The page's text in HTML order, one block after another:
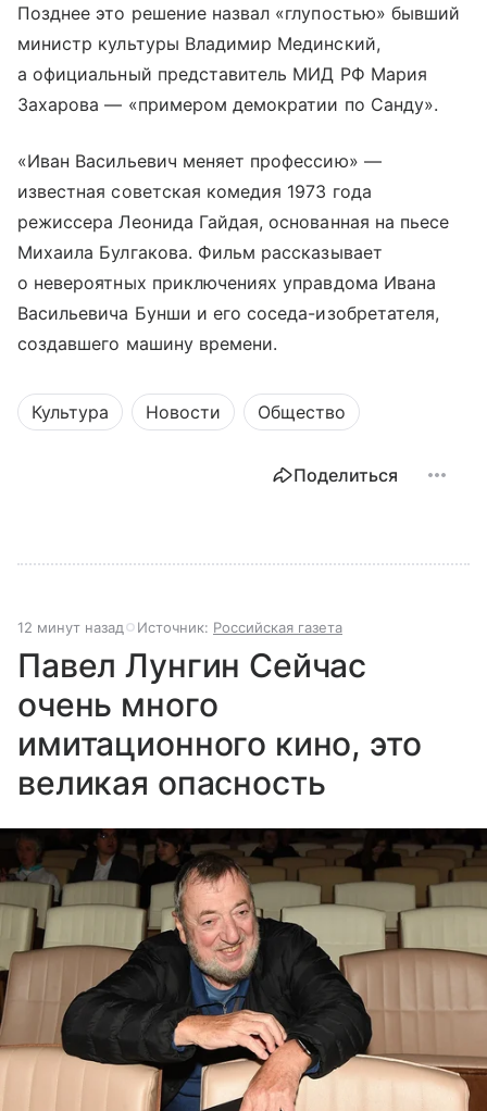
Позднее это решение назвал «глупостью» бывший
министр культуры Владимир Мединский,
а официальный представитель МИД РФ Мария
Захарова — «примером демократии по Санду».
«Иван Васильевич меняет профессию» —
известная советская комедия 1973 года
режиссера Леонида Гайдая, основанная на пьесе
Михаила Булгакова. Фильм рассказывает
о невероятных приключениях управдома Ивана
Васильевича Бунши и его соседа-изобретателя,
создавшего машину времени.
Культура Новости Общество
Поделиться
12 минут назад Источник: Российская газета
Павел Лунгин Сейчас
очень много
имитационного кино, это
великая опасность